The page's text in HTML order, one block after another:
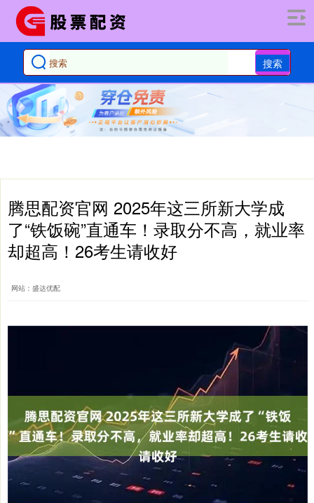
搜索
腾思配资官网 2025年这三所新大学成
了“铁饭碗”直通车！录取分不高，就业率
却超高！26考生请收好
网站：盛达优配